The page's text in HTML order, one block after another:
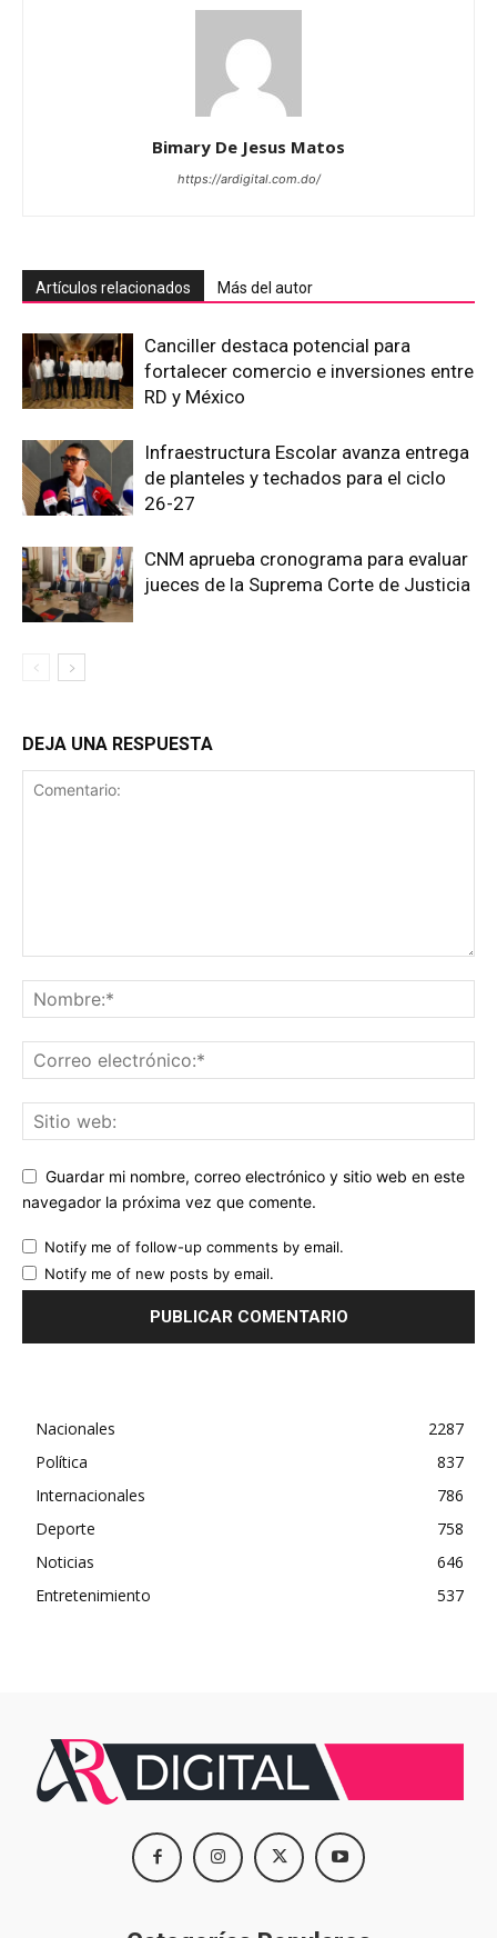
Bimary De Jesus Matos
https://ardigital.com.do/
Artículos relacionados Más del autor
Canciller destaca potencial para
fortalecer comercio e inversiones entre
RD y México
Infraestructura Escolar avanza entrega
de planteles y techados para el ciclo
26-27
CNM aprueba cronograma para evaluar
jueces de la Suprema Corte de Justicia
DEJA UNA RESPUESTA
Guardar mi nombre, correo electrónico y sitio web en este
navegador la próxima vez que comente.
Notify me of follow-up comments by email.
Notify me of new posts by email.
Nacionales
2287
Política
837
Internacionales
786
Deporte
758
Noticias
646
Entretenimiento
537